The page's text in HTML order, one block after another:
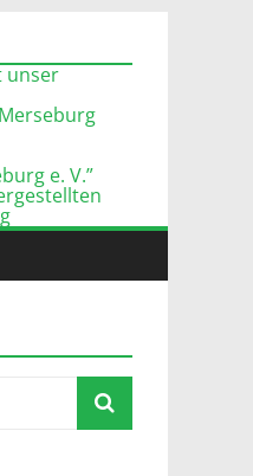
unser
e. V.”